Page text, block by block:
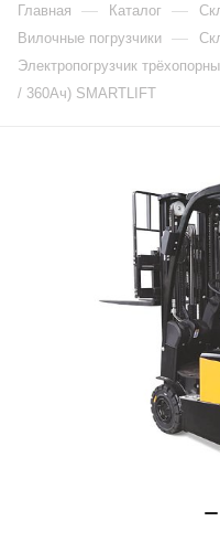
Главная — Каталог —
Вилочные погрузчики —
Электропогрузчик
/ 360Ач) SMARTLIFT